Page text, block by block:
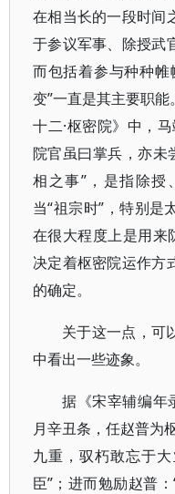
在相当长的一段时间
于参议军事、除授武
而包括着参与种种
变”一直是其主要职
十二·枢密院》中，
院官虽曰掌兵，亦未
相之事”，是指除授
当“祖宗时”，特别是
在很大程度上是用来
决定着枢密院运作方
的确定。
关于这一点，可
中看出一些迹象。
据《宋宰辅编年
月辛丑条，任赵普为
九重，驭朽敢忘于
臣”；进而勉励赵普